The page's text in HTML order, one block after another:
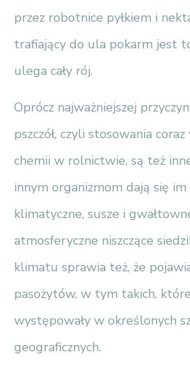
przez robotnice pyłkiem i
trafiający do ula pokarm jest
ulega cały rój.
Oprócz najważniejszej
pszczół, czyli stosowania
chemii w rolnictwie, są też
innym organizmom dają się
klimatyczne, susze i
atmosferyczne niszczące
klimatu sprawia też, że
pasożytów, w tym takich,
występowały w określonych
geograficznych.